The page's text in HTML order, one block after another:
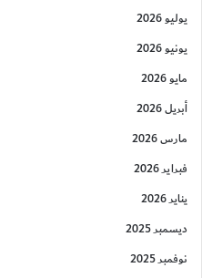
يوليو 2026
يونيو 2026
مايو 2026
أبريل 2026
مارس 2026
فبراير 2026
يناير 2026
ديسمبر 2025
نوفمبر 2025